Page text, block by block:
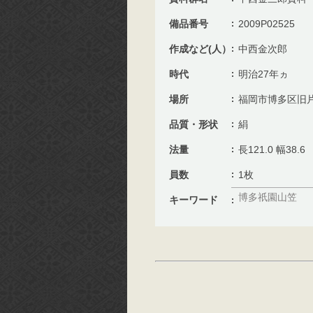
備品番号 2009P02525
作成など(人） 中西金次郎
時代 明治27年ヵ
場所 福岡市博多区旧
品質・形状 絹
法量 長121.0 幅38.6
員数 1枚
キーワード 博多祇園山笠